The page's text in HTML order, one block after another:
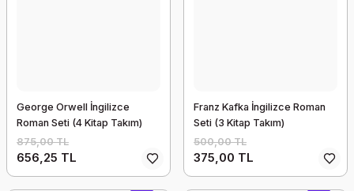
George Orwell İngilizce
Roman Seti (4 Kitap Takım)
875,00 TL
656,25 TL
Franz Kafka İngilizce Roman
Seti (3 Kitap Takım)
500,00 TL
375,00 TL